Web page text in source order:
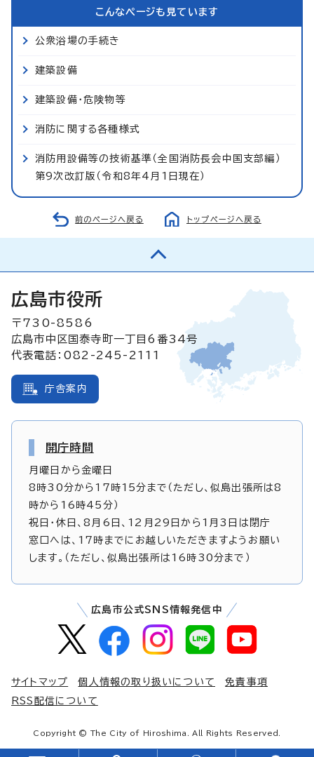
こんなページも見ています
公衆浴場の手続き
建築設備
建築設備・危険物等
消防に関する各種様式
消防用設備等の技術基準（全国消防長会中国支部編）
第9次改訂版（令和8年4月1日現在）
前のページへ戻る トップページへ戻る
広島市役所
〒730-8586
広島市中区国泰寺町一丁目6番34号
代表電話：082-245-2111
庁舎案内
開庁時間
月曜日から金曜日
8時30分から17時15分まで（ただし、似島出張所は8
時から16時45分）
祝日・休日、8月6日、12月29日から1月3日は閉庁
窓口へは、17時までにお越しいただきますようお願い
します。（ただし、似島出張所は16時30分まで）
広島市公式SNS情報発信中
サイトマップ 個人情報の取り扱いについて
免責事項
RSS配信について
Copyright © The City of Hiroshima. All Rights Reserved.